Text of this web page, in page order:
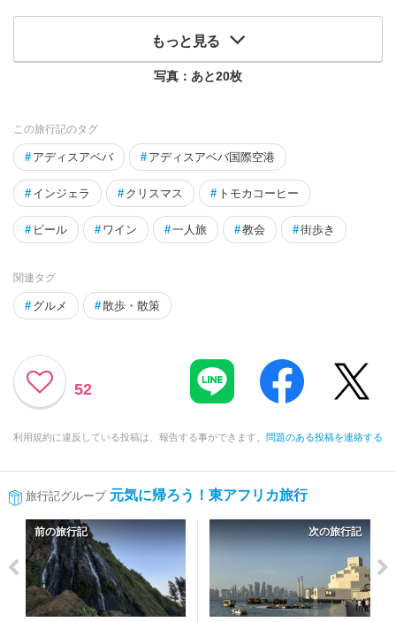
もっと見る
写真：あと20枚
この旅行記のタグ
# アディスアベバ # アディスアベバ国際空港
# インジェラ # クリスマス # トモカコーヒー
# ビール # ワイン #一人旅 #教会 #街歩き
関連タグ
# グルメ #散歩・散策
52
利用規約に違反している投稿は、報告する事ができます。 問題のある投稿を連絡する
旅行記グループ 元気に帰ろう！東アフリカ旅行
前の旅行記 次の旅行記